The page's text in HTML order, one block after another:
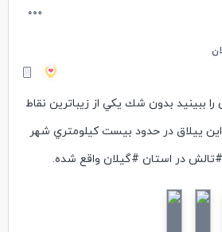
را ببينيد بدون شك يكي از زيباترين نقاط
اين ييلاق در حدود بيست كيلومتري شهر
#تالش در استان #گيلان واقع شده.